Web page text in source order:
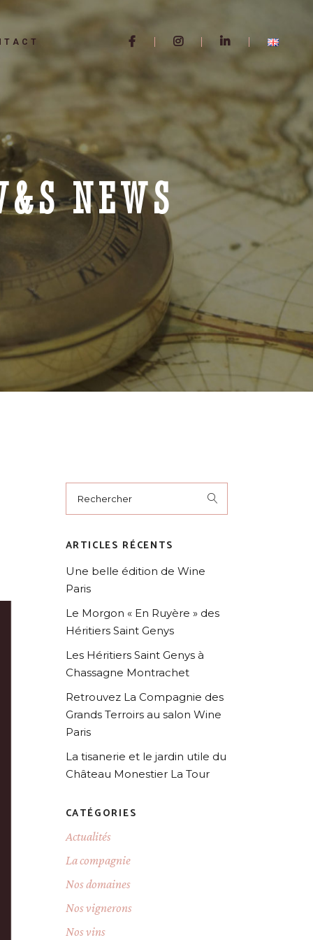
NEWS
ARTICLES RÉCENTS
Une belle édition de Wine
Paris
Le Morgon « En Ruyère » des
Héritiers Saint Genys
Les Héritiers Saint Genys à
Chassagne Montrachet
Retrouvez La Compagnie des
Grands Terroirs au salon Wine
Paris
La tisanerie et le jardin utile du
Château Monestier La Tour
CATÉGORIES
Actualités
La compagnie
Nos domaines
Nos vignerons
Nos vins